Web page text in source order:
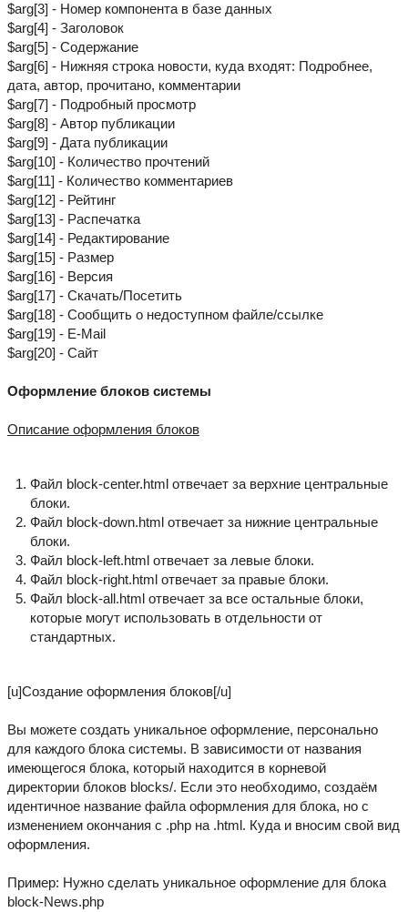
$arg[3] - Номер компонента в базе данных
$arg[4] - Заголовок
$arg[5] - Содержание
$arg[6] - Нижняя строка новости, куда входят: Подробнее,
дата, автор, прочитано, комментарии
$arg[7] - Подробный просмотр
$arg[8] - Автор публикации
$arg[9] - Дата публикации
$arg[10] - Количество прочтений
$arg[11] - Количество комментариев
$arg[12] - Рейтинг
$arg[13] - Распечатка
$arg[14] - Редактирование
$arg[15] - Размер
$arg[16] - Версия
$arg[17] - Скачать/Посетить
$arg[18] - Сообщить о недоступном файле/ссылке
$arg[19] - E-Mail
$arg[20] - Сайт
Оформление блоков системы
Описание оформления блоков
Файл block-center.html отвечает за верхние центральные
блоки.
Файл block-down.html отвечает за нижние центральные
блоки.
Файл block-left.html отвечает за левые блоки.
Файл block-right.html отвечает за правые блоки.
Файл block-all.html отвечает за все остальные блоки,
которые могут использовать в отдельности от
стандартных.
[u]Создание оформления блоков[/u]
Вы можете создать уникальное оформление, персонально
для каждого блока системы. В зависимости от названия
имеющегося блока, который находится в корневой
директории блоков blocks/. Если это необходимо, создаём
идентичное название файла оформления для блока, но с
изменением окончания с .php на .html. Куда и вносим свой вид
оформления.
Пример: Нужно сделать уникальное оформление для блока
block-News.php